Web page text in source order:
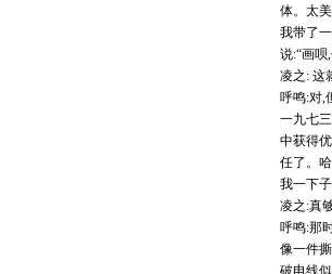
体。太
我带了
说:“画
凌之: 这
呼鸣:对,
一九七
中获得
任了。
我一下
凌之:真
呼鸣:那
像一件
破电线